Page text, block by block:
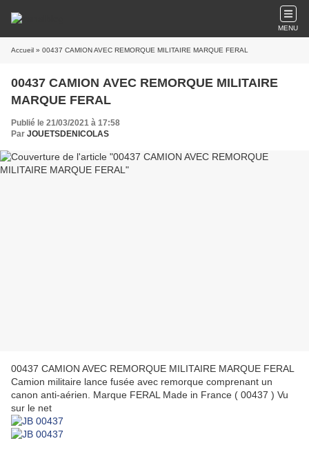
MENU
Accueil » 00437 CAMION AVEC REMORQUE MILITAIRE MARQUE FERAL
00437 CAMION AVEC REMORQUE MILITAIRE
MARQUE FERAL
Publié le 21/03/2021 à 17:58
Par JOUETSDENICOLAS
00437 CAMION AVEC REMORQUE MILITAIRE MARQUE FERAL
Camion militaire lance fusée avec remorque comprenant un
canon anti-aérien. Marque FERAL Made in France ( 00437 ) Vu
sur le net